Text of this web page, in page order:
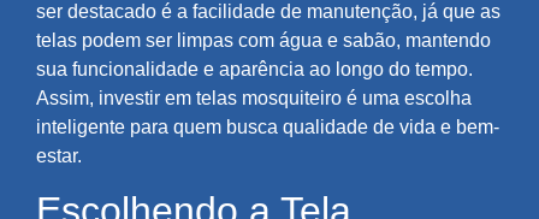
ser destacado é a facilidade de manutenção, já que as
telas podem ser limpas com água e sabão, mantendo
sua funcionalidade e aparência ao longo do tempo.
Assim, investir em telas mosquiteiro é uma escolha
inteligente para quem busca qualidade de vida e bem-
estar.